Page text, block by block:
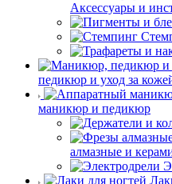
Аксессуары и
педикюр и уход за
маникюр и педикюр
алмазные и